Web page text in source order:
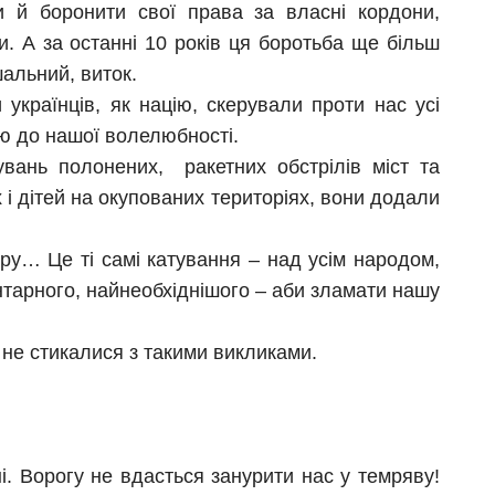
й боронити свої права за власні кордони,
А за останні 10 років ця боротьба ще більш
виток.
як націю, скерували проти нас усі
до нашої волелюбності.
полонених, ракетних обстрілів міст та
дітей на окупованих територіях, вони додали
Це ті самі катування – над усім народом,
найнеобхіднішого – аби зламати нашу
стикалися з такими викликами.
Ворогу не вдасться занурити нас у темряву!